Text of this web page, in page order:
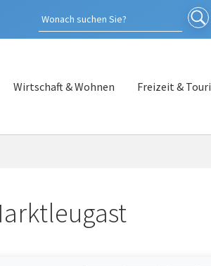
Wirtschaft & Wohnen Freizeit &